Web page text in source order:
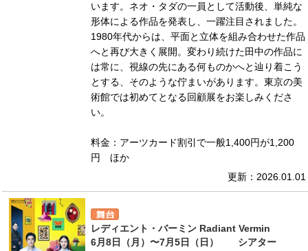
います。ネオ・タダの一員として活動後、単純な
形体による作品を発表し、一躍注目されました。
1980年代からは、平面と立体を組み合わせた作品
へと再び大きく展開。変わり続けた田中の作品に
は常に、視線の先にある何ものかへと辿り着こう
とする、そのような佇まいがあります。東京の美
術館では初めてとなる回顧展をお楽しみくださ
い。
料金：アーツカード割引で一般1,400円が1,200
円 ほか
更新：2026.01.01
レディエント・バーミン Radiant Vermin
6月8日（月）〜7月5日（日） シアター